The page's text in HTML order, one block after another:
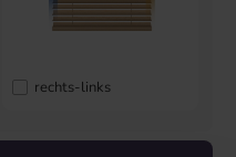
rechts-links